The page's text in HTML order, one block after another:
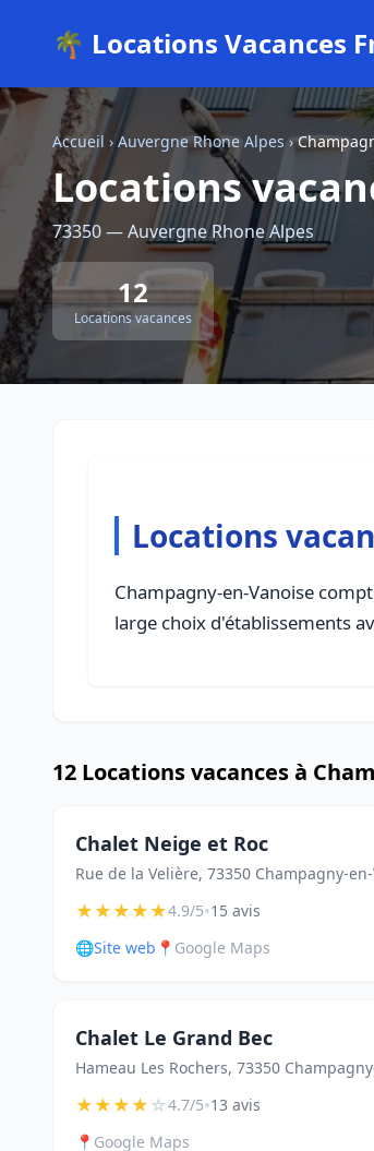
🌴 Locations Vacances
Accueil › Auvergne Rhone Alpes ›
Locations
73350 — Auvergne Rhone Alpes
12
Locations vacances
Locations
Champagny-en-Vanoise
large choix d'établissements
12 Locations vacances à
Chalet Neige et Roc
Rue de la Velière, 73350 Champagny-
★★★★★4.9/5•15 avis
🌐Site web 📍 Google Maps
Chalet Le Grand Bec
Hameau Les Rochers, 73350
★★★★☆4.7/5•13 avis
📍 Google Maps